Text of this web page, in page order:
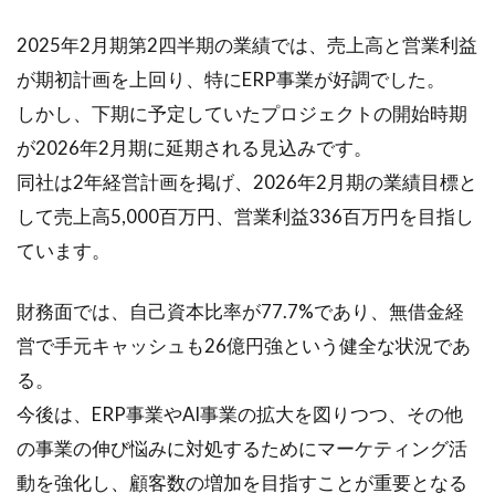
2025年2月期第2四半期の業績では、売上高と営業利益
が期初計画を上回り、特にERP事業が好調でした。
しかし、下期に予定していたプロジェクトの開始時期
が2026年2月期に延期される見込みです。
同社は2年経営計画を掲げ、2026年2月期の業績目標と
して売上高5,000百万円、営業利益336百万円を目指し
ています。
財務面では、自己資本比率が77.7%であり、無借金経
営で手元キャッシュも26億円強という健全な状況であ
る。
今後は、ERP事業やAI事業の拡大を図りつつ、その他
の事業の伸び悩みに対処するためにマーケティング活
動を強化し、顧客数の増加を目指すことが重要となる